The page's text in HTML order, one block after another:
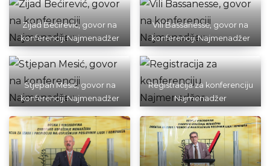
Zijad Bećirević, govor na
konferenciji Najmenadžer
Vili Bassanesse, govor na
konferenciji Najmenadžer
Stjepan Mesić, govor na
konferenciji Najmenadžer
Registracija za konferenciju
Najmenadžer